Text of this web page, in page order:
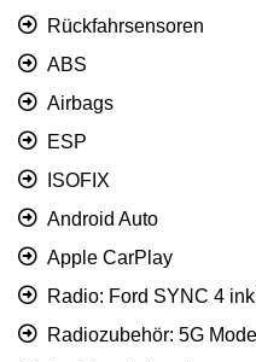
Rückfahrsensoren
ABS
Airbags
ESP
ISOFIX
Android Auto
Apple CarPlay
Radio: Ford SYNC 4
Radiozubehör: 5G